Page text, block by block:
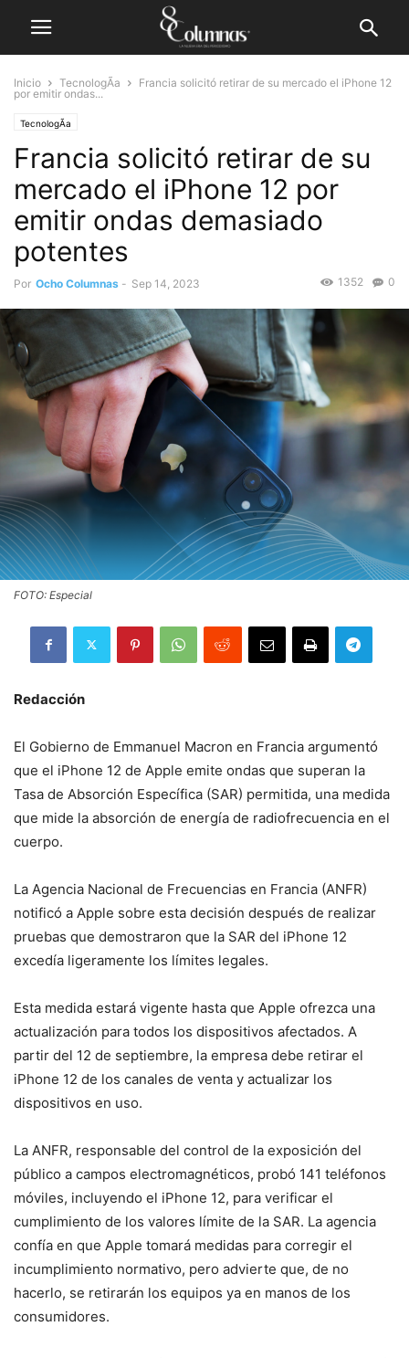
Inicio TecnologÃ­a
Francia solicitó retirar de su mercado el iPhone 12
por emitir ondas...
TecnologÃ­a
Francia solicitó retirar de su
mercado el iPhone 12 por
emitir ondas demasiado
potentes
Por Ocho Columnas - Sep 14, 2023 0
1352
FOTO: Especial
Redacción
El Gobierno de Emmanuel Macron en Francia argumentó
que el iPhone 12 de Apple emite ondas que superan la
Tasa de Absorción Específica (SAR) permitida, una medida
que mide la absorción de energía de radiofrecuencia en el
cuerpo.
La Agencia Nacional de Frecuencias en Francia (ANFR)
notificó a Apple sobre esta decisión después de realizar
pruebas que demostraron que la SAR del iPhone 12
excedía ligeramente los límites legales.
Esta medida estará vigente hasta que Apple ofrezca una
actualización para todos los dispositivos afectados. A
partir del 12 de septiembre, la empresa debe retirar el
iPhone 12 de los canales de venta y actualizar los
dispositivos en uso.
La ANFR, responsable del control de la exposición del
público a campos electromagnéticos, probó 141 teléfonos
móviles, incluyendo el iPhone 12, para verificar el
cumplimiento de los valores límite de la SAR. La agencia
confía en que Apple tomará medidas para corregir el
incumplimiento normativo, pero advierte que, de no
hacerlo, se retirarán los equipos ya en manos de los
consumidores.